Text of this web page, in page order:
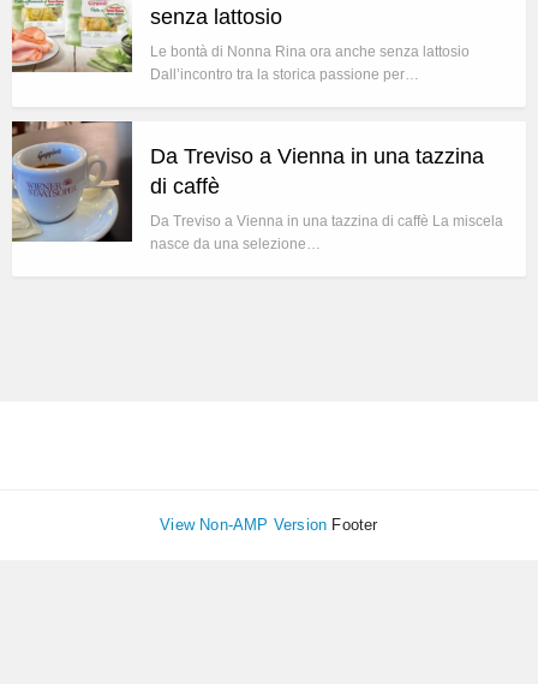
senza lattosio
Le bontà di Nonna Rina ora anche senza lattosio
Dall’incontro tra la storica passione per…
Da Treviso a Vienna in una tazzina
di caffè
Da Treviso a Vienna in una tazzina di caffè La miscela
nasce da una selezione…
View Non-AMP Version Footer